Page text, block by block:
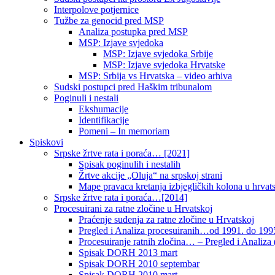
Interpolove potjernice
Tužbe za genocid pred MSP
Analiza postupka pred MSP
MSP: Izjave svjedoka
MSP: Izjave svjedoka Srbije
MSP: Izjave svjedoka Hrvatske
MSP: Srbija vs Hrvatska – video arhiva
Sudski postupci pred Haškim tribunalom
Poginuli i nestali
Ekshumacije
Identifikacije
Pomeni – In memoriam
Spiskovi
Srpske žrtve rata i poraća… [2021]
Spisak poginulih i nestalih
Žrtve akcije „Oluja“ na srpskoj strani
Mape pravaca kretanja izbjegličkih kolona u
Srpske žrtve rata i poraća…[2014]
Procesuirani za ratne zločine u Hrvatskoj
Praćenje suđenja za ratne zločine u Hrvatskoj
Pregled i Analiza procesuiranih…od 1991. do
Procesuiranje ratnih zločina… – Pregled i Analiza
Spisak DORH 2013 mart
Spisak DORH 2010 septembar